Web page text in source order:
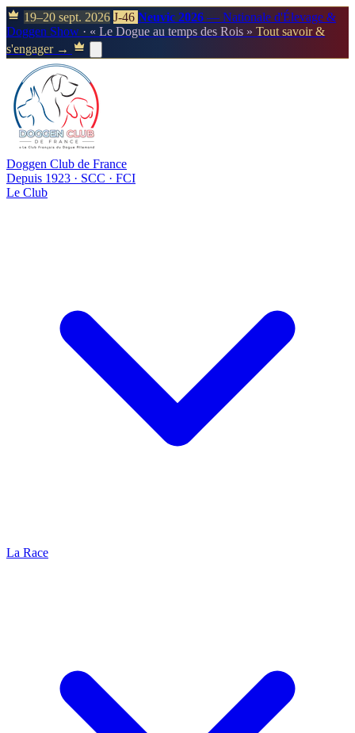
19–20 sept. 2026 J-46 Neuvic 2026 — Nationale d'Élevage &
Doggen Show · « Le Dogue au temps des Rois » Tout savoir &
s'engager →
Doggen Club de France
Depuis 1923 · SCC · FCI
Le Club
La Race